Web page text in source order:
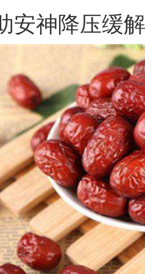
安神降压缓解